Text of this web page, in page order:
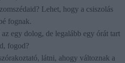
Lehet, hogy a csiszolás
fognak.
egy dolog, de legalább egy órát tart
fogod?
látni, ahogy változnak a